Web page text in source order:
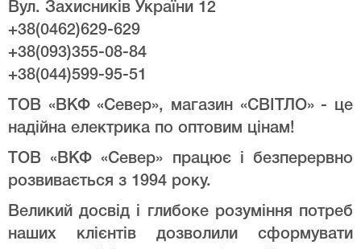
Вул. Захисників України 12
+38(0462)629-629
+38(093)355-08-84
+38(044)599-95-51
ТОВ «ВКФ «Север», магазин «СВІТЛО» - це
надійна електрика по оптовим цінам!
ТОВ «ВКФ «Север» працює і безперервно
розвивається з 1994 року.
Великий досвід і глибоке розуміння потреб
наших клієнтів дозволили сформувати